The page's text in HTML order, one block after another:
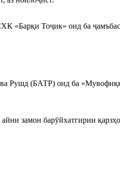
Тоҷик» оид ба
Рушд (БАТР) оид ба
замон барӯйхатгирии